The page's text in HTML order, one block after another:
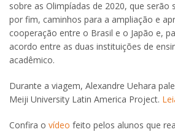
sobre as Olimpíadas de 2020, que serão
por fim, caminhos para a ampliação e
cooperação entre o Brasil e o Japão e,
acordo entre as duas instituições de
acadêmico.
Durante a viagem, Alexandre Uehara
Meiji University Latin America Project.
Confira o vídeo feito pelos alunos que